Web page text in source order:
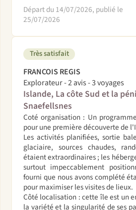
Départ du 14/07/2026, publié le
25/07/2026
Très satisfait
FRANCOIS REGIS
Explorateur - 2 avis - 3 voyages
Islande, La côte Sud et la
Snaefellsnes
Coté organisation : Un
pour une première découverte de
Les activités planifiées, sortie
glaciaire, sources chaudes,
étaient extraordinaires ; les
surtout impeccablement
fourni que nous avons complété
pour maximiser les visites de lieux.
Côté localisation : cette île est un
la variété et la singularité de ses